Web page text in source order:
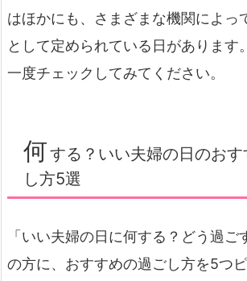
はほかにも、さまざまな機関によっ
として定められている日があります
一度チェックしてみてください。
何する？いい夫婦の日のお
し方5選
「いい夫婦の日に何する？どう過ご
の方に、おすすめの過ごし方を5つ